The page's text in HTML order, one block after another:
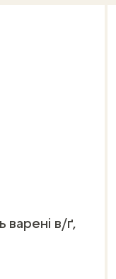
варені в/ґ,